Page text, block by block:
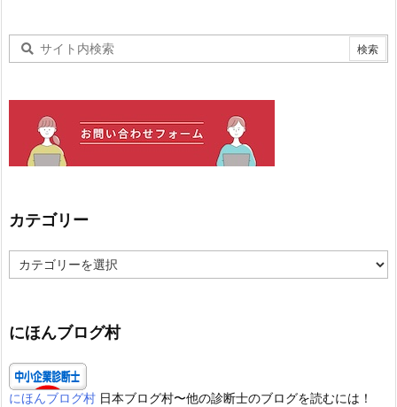
カテゴリー
テ
ー
にほんブログ村
にほんブログ村 日本ブログ村〜他の診断士のブログを読むには！